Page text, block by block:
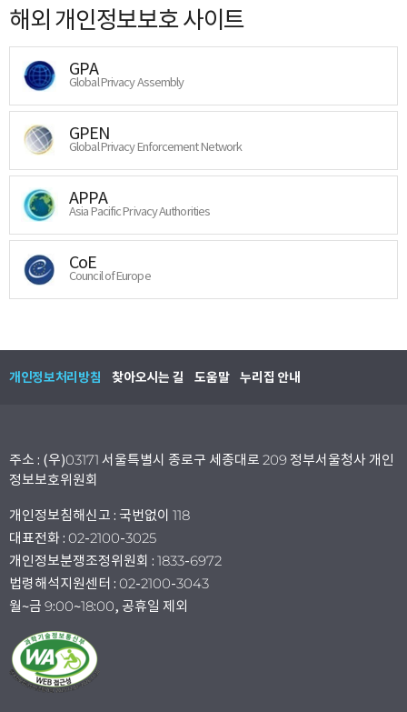
해외 개인정보보호 사이트
GPA
Global Privacy Assembly
GPEN
Global Privacy Enforcement Network
APPA
Asia Pacific Privacy Authorities
CoE
Council of Europe
개인정보처리방침 찾아오시는 길 도움말 누리집 안내
주소 : (우)03171 서울특별시 종로구 세종대로 209 정부서울청사 개인
정보보호위원회
개인정보침해신고 : 국번없이 118
대표전화 : 02-2100-3025
개인정보분쟁조정위원회 : 1833-6972
법령해석지원센터 : 02-2100-3043
월~금 9:00~18:00, 공휴일 제외